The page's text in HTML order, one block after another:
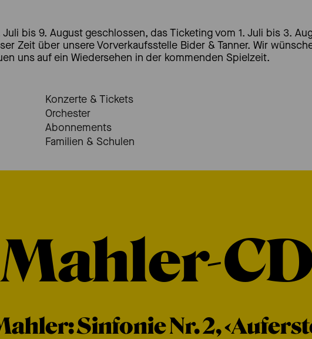
bis 9. August geschlossen, das Ticketing vom 1. Juli bis 3.
Zeit über unsere Vorverkaufsstelle Bider & Tanner. Wir
uns auf ein Wiedersehen in der kommenden Spielzeit.
Konzerte & Tickets
Orchester
Abonnements
Familien & Schulen
Sinfonie Nr. 2,